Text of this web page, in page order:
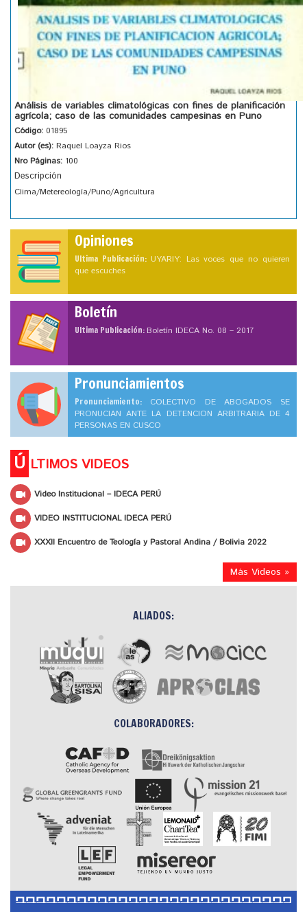
Análisis de variables climatológicas con fines de planificación
agrícola; caso de las comunidades campesinas en Puno
Código: 01895
Autor (es): Raquel Loayza Rios
Nro Páginas: 100
Descripción
Clima/Metereología/Puno/Agricultura
Opiniones
Ultima Publicación: UYARIY: Las voces que no quieren
que escuches
Boletín
Ultima Publicación:Boletín IDECA No. 08 – 2017
Pronunciamientos
Pronunciamiento: COLECTIVO DE ABOGADOS SE
PRONUCIAN ANTE LA DETENCION ARBITRARIA DE 4
PERSONAS EN CUSCO
Ú LTIMOS VIDEOS
Video Institucional – IDECA PERÚ
VIDEO INSTITUCIONAL IDECA PERÚ
XXXII Encuentro de Teología y Pastoral Andina / Bolivia 2022
Más Videos »
ALIADOS:
COLABORADORES: